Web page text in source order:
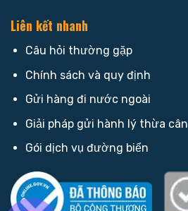
Liên kết nhanh
Câu hỏi thường gặp
Chính sách và quy định
Gửi hàng đi nước ngoài
Giải pháp gửi hành lý thừa cân
Gói dịch vụ đường biển